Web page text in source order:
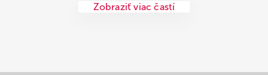
Zobraziť viac častí